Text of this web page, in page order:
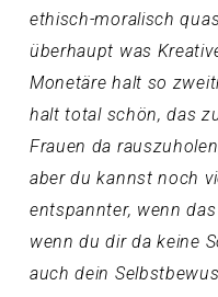
ethisch-moralisch
überhaupt was
Monetäre halt so
halt total schön, das
Frauen da
aber du kannst noch
entspannter, wenn
wenn du dir da keine
auch dein